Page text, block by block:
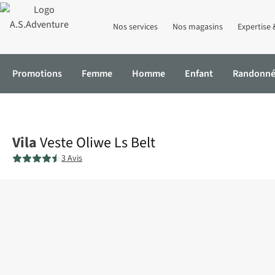
Nos services Nos magasins Expertise
Promotions Femme Homme Enfant
VilaVeste Oliwe Ls Belt
3 Avis